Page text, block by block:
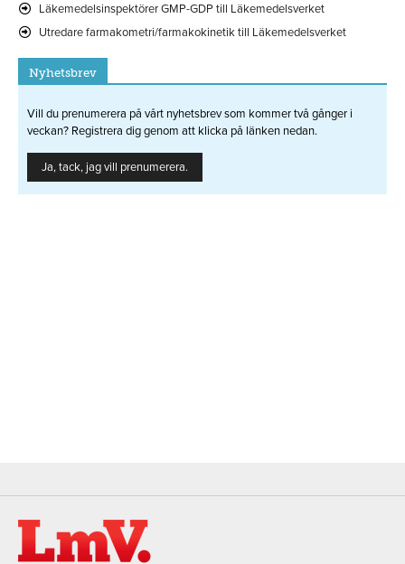
Läkemedelsinspektörer GMP-GDP till Läkemedelsverket
Utredare farmakometri/farmakokinetik till Läkemedelsverket
Nyhetsbrev
Vill du prenumerera på vårt nyhetsbrev som kommer två gånger i
veckan? Registrera dig genom att klicka på länken nedan.
Ja, tack, jag vill prenumerera.